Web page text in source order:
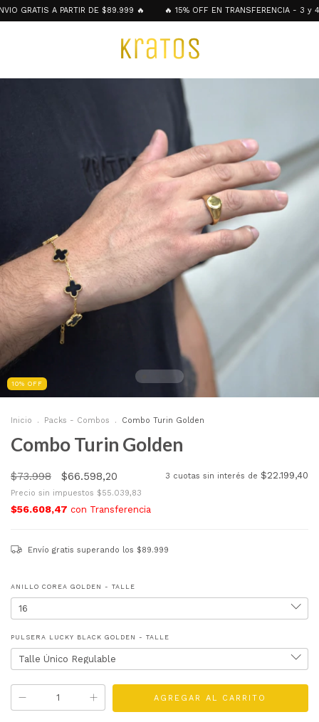
A PARTIR DE $89.999 🔥 🔥 15% OFF EN TRANSFERENCIA - 3 y 4
10% OFF
Inicio . Packs - Combos . Combo Turin Golden
Combo Turin Golden
$73.998 $66.598,20 3 cuotas sin interés de $22.199,40
Precio sin impuestos $55.039,83
$56.608,47 con Transferencia
Envío gratissuperando los $89.999
ANILLO COREA GOLDEN - TALLE
PULSERA LUCKY BLACK GOLDEN - TALLE